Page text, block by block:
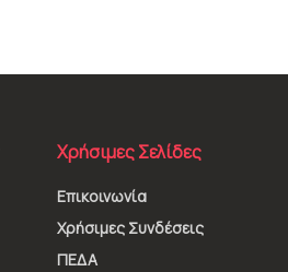
Χρήσιμες Σελίδες
Επικοινωνία
Χρήσιμες Συνδέσεις
ΠΕΔΑ